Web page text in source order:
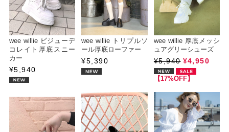
wee willie ビジューデ
コレイト厚底スニー
カー
¥5,940
wee willie トリプルソ
ール厚底ローファー
¥5,390
wee willie 厚底メッシ
ュアグリーシューズ
¥5,940 ¥4,950
【17%OFF】